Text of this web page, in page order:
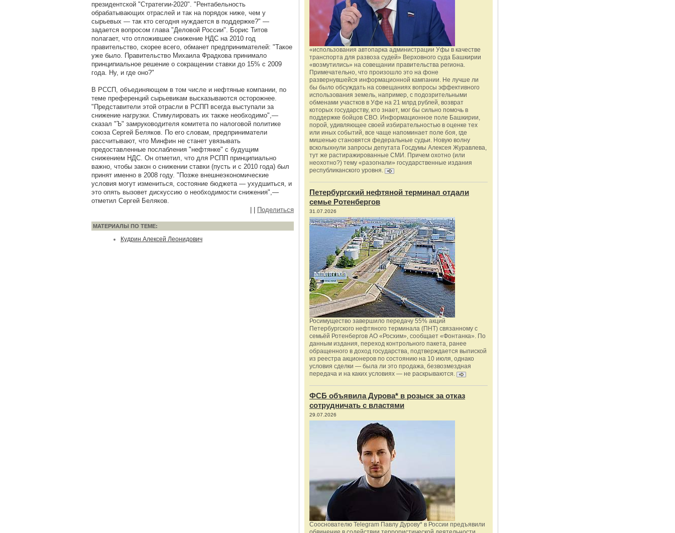
президентской "Стратегии-2020". "Рентабельность
обрабатывающих отраслей и так на порядок ниже, чем у
сырьевых — так кто сегодня нуждается в поддержке?" —
задается вопросом глава "Деловой России". Борис Титов
полагает, что отложившее снижение НДС на 2010 год
правительство, скорее всего, обманет предпринимателей: "Такое
уже было. Правительство Михаила Фрадкова принимало
принципиальное решение о сокращении ставки до 15% c 2009
года. Ну, и где оно?"
В РССП, объединяющем в том числе и нефтяные компании, по
теме преференций сырьевикам высказываются осторожнее.
"Представители этой отрасли в РСПП всегда выступали за
снижение нагрузки. Стимулировать их также необходимо",—
сказал "Ъ" замруководителя комитета по налоговой политике
союза Сергей Беляков. По его словам, предприниматели
рассчитывают, что Минфин не станет увязывать
предоставленные послабления "нефтянке" с будущим
снижением НДС. Он отметил, что для РСПП принципиально
важно, чтобы закон о снижении ставки (пусть и с 2010 года) был
принят именно в 2008 году. "Позже внешнеэкономические
условия могут измениться, состояние бюджета — ухудшиться, и
это опять вызовет дискуссию о необходимости снижения",—
отметил Сергей Беляков.
Поделиться
МАТЕРИАЛЫ ПО ТЕМЕ:
Кудрин Алексей Леонидович
«использования автопарка администрации Уфы в качестве
транспорта для развоза судей» Верховного суда Башкирии
«возмутились» на совещании правительства региона.
Примечательно, что произошло это на фоне
развернувшейся информационной кампании. Не лучше ли
бы было обсуждать на совещаниях вопросы эффективного
использования земель, например, с подозрительными
обменами участков в Уфе на 21 млрд рублей, возврат
которых государству, кто знает, мог бы сильно помочь в
поддержке бойцов СВО. Информационное поле Башкирии,
порой, удивляющее своей избирательностью в оценке тех
или иных событий, все чаще напоминает поле боя, где
мишенью становятся федеральные судьи. Новую волну
всколыхнули запросы депутата Госдумы Алексея Журавлева,
тут же растиражированные СМИ. Причем охотно (или
неохотно?) тему «разогнали» государственные издания
республиканского уровня.
Петербургский нефтяной терминал отдали
семье Ротенбергов
31.07.2026
Росимущество завершило передачу 55% акций
Петербургского нефтяного терминала (ПНТ) связанному с
семьёй Ротенбергов АО «Росхим», сообщает «Фонтанка». По
данным издания, переход контрольного пакета, ранее
обращенного в доход государства, подтверждается выпиской
из реестра акционеров по состоянию на 10 июля, однако
условия сделки — была ли это продажа, безвозмездная
передача и на каких условиях — не раскрываются.
ФСБ объявила Дурова* в розыск за отказ
сотрудничать с властями
29.07.2026
Сооснователю Telegram Павлу Дурову* в России предъявили